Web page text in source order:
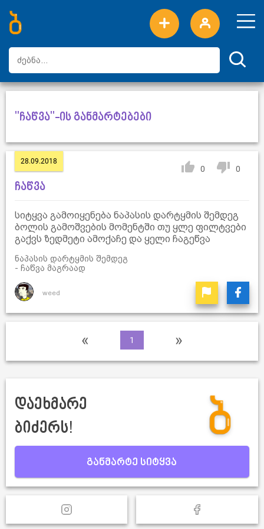
ახალი სიტყვები
ტოპ სიტყვები
დღის ტოპ სიტყვები
ტოპ მომხმარებლები
"ჩაწვა"-ის განმარტებები
28.09.2018
0 0
ჩაწვა
სიტყვა გამოიყენება ნაპასის დარტყმის შემდეგ
ბოლის გამოშვების მომენტში თუ ყლე ფილტვები
გაქვს ზედმეტი ამოქაჩე და ყელი ჩაგეწვა
ნაპასის დარტყმის შემდეგ
- ჩაწვა მაგრაად
weed
« 1 »
დაეხმარე
ბიძერს!
განმარტე სიტყვა